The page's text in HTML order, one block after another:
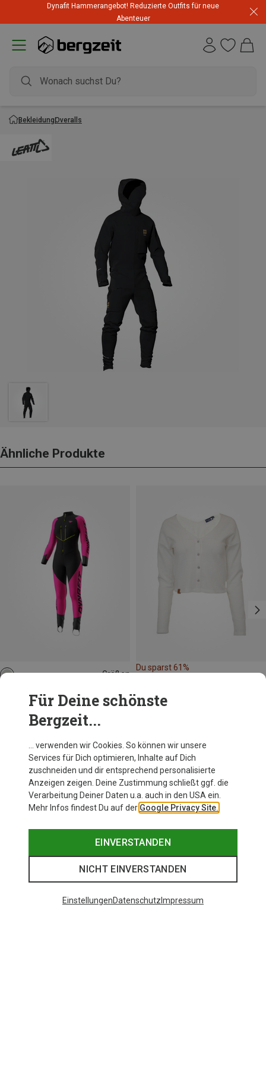
Highlights zum unschlagbaren Preis! Bis zu -60 % im
Summer Sale
Dynafit Hammerangebot! Reduzierte Outfits für neue
Abenteuer
BekleidungOveralls
Ähnliche Produkte
Größen
Damen Dna Rennanzug
279,95 €
Du sparst 61%
Andere Kunden kauften auch
Für Deine schönste
Bergzeit...
… verwenden wir Cookies. So können wir unsere
Services für Dich optimieren, Inhalte auf Dich
zuschneiden und dir entsprechend personalisierte
Anzeigen zeigen. Deine Zustimmung schließt ggf. die
Verarbeitung Deiner Daten u.a. auch in den USA ein.
Mehr Infos findest Du auf der Google Privacy Site.
EINVERSTANDEN
NICHT EINVERSTANDEN
EinstellungenDatenschutz Impressum